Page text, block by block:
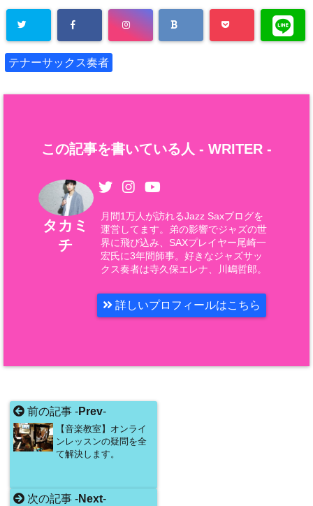
テナーサックス奏者
この記事を書いている人 - WRITER -
タカミ
チ
月間1万人が訪れるJazz Saxブログを
運営してます。弟の影響でジャズの世
界に飛び込み、SAXプレイヤー尾崎一
宏氏に3年間師事。好きなジャズサッ
クス奏者は寺久保エレナ、川嶋哲郎。
詳しいプロフィールはこちら
前の記事 -Prev-
【音楽教室】オンライ
ンレッスンの疑問を全
て解決します。
次の記事 -Next-